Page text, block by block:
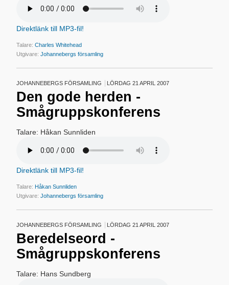
Direktlänk till MP3-fil!
Talare:Charles Whitehead
Utgivare:Johannebergs församling
JOHANNEBERGS FÖRSAMLING LÖRDAG 21 APRIL 2007
Den gode herden -
Smågruppskonferens
Talare: Håkan Sunnliden
Direktlänk till MP3-fil!
Talare:Håkan Sunnliden
Utgivare:Johannebergs församling
JOHANNEBERGS FÖRSAMLING LÖRDAG 21 APRIL 2007
Beredelseord -
Smågruppskonferens
Talare: Hans Sundberg